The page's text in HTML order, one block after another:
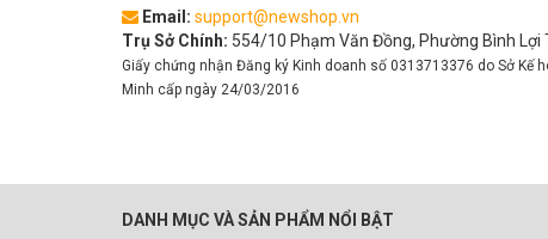
Email: support@newshop.vn
Trụ Sở Chính: 554/10 Phạm Văn Đồng, Phường Bình Lợi
Giấy chứng nhận Đăng ký Kinh doanh số 0313713376 do Sở Kế
Minh cấp ngày 24/03/2016
DANH MỤC VÀ SẢN PHẨM NỔI BẬT